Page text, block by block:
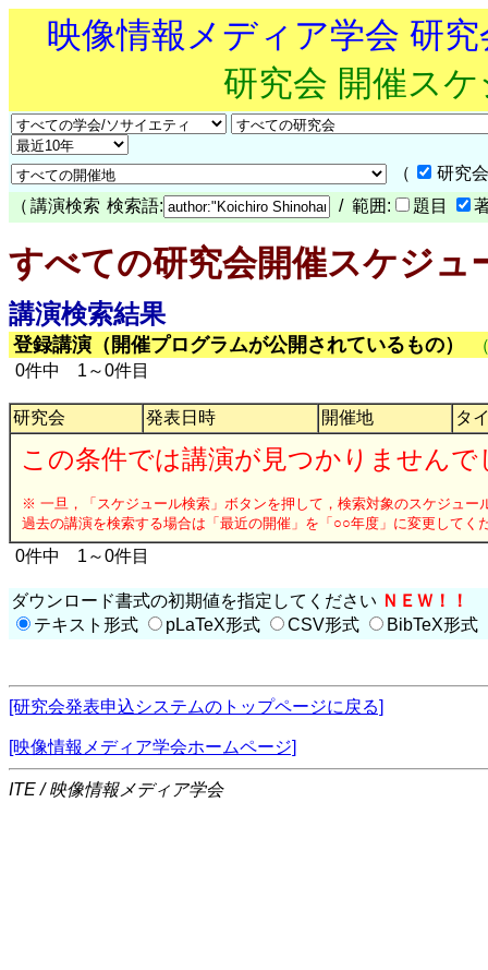
映像情報メディア学会 研
研究会 開催ス
（
研究
（ 講演検索 検索語: / 範囲: 題目
すべての研究会開催スケジュ
講演検索結果
登録講演（開催プログラムが公開されているもの）
0件中 1～0件目
研究会 発表日時 開催地 タ
この条件では講演が見つかりませんで
※ 一旦，「スケジュール検索」ボタンを押して，検索対象のスケジュー
過去の講演を検索する場合は「最近の開催」を「○○年度」に変更してく
0件中 1～0件目
ダウンロード書式の初期値を指定してください ＮＥＷ！！
テキスト形式
pLaTeX形式 CSV形式 BibTeX形式
[研究会発表申込システムのトップページに戻る]
[映像情報メディア学会ホームページ]
ITE / 映像情報メディア学会